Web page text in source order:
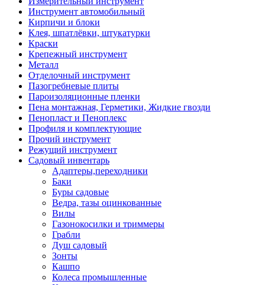
Инструмент автомобильный
Кирпичи и блоки
Клея, шпатлёвки, штукатурки
Краски
Крепежный инструмент
Металл
Отделочный инструмент
Пазогребневые плиты
Пароизоляционные пленки
Пена монтажная, Герметики, Жидкие гвозди
Пенопласт и Пеноплекс
Профиля и комплектующие
Прочий инструмент
Режущий инструмент
Садовый инвентарь
Адаптеры,переходники
Баки
Буры садовые
Ведра, тазы оцинкованные
Вилы
Газонокосилки и триммеры
Грабли
Душ садовый
Зонты
Кашпо
Колеса промышленные